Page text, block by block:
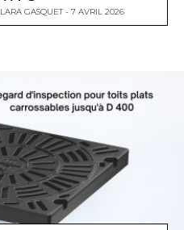
LARA GASQUET 7 AVRIL 2026